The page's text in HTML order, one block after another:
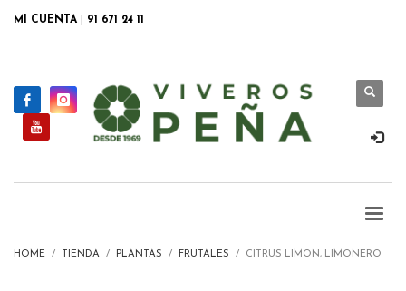
MI CUENTA 91 671 24 11
HOME TIENDA PLANTAS FRUTALES CITRUS LIMON, LIMONERO